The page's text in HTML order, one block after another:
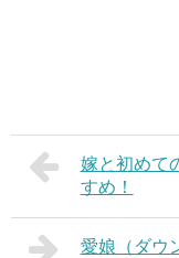
嫁と初めて
すめ！
愛娘（ダウ